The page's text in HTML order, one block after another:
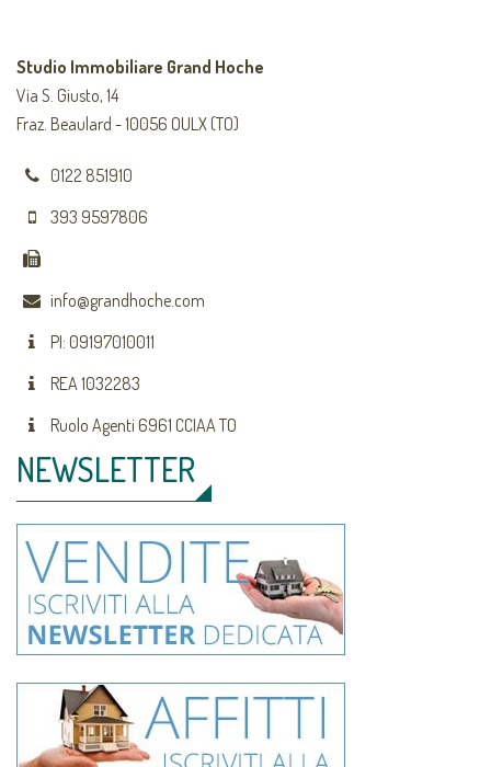
Studio Immobiliare Grand Hoche
Via S. Giusto, 14
Fraz. Beaulard - 10056 OULX (TO)
0122 851910
393 9597806
info@grandhoche.com
PI: 09197010011
REA 1032283
Ruolo Agenti 6961 CCIAA TO
NEWSLETTER